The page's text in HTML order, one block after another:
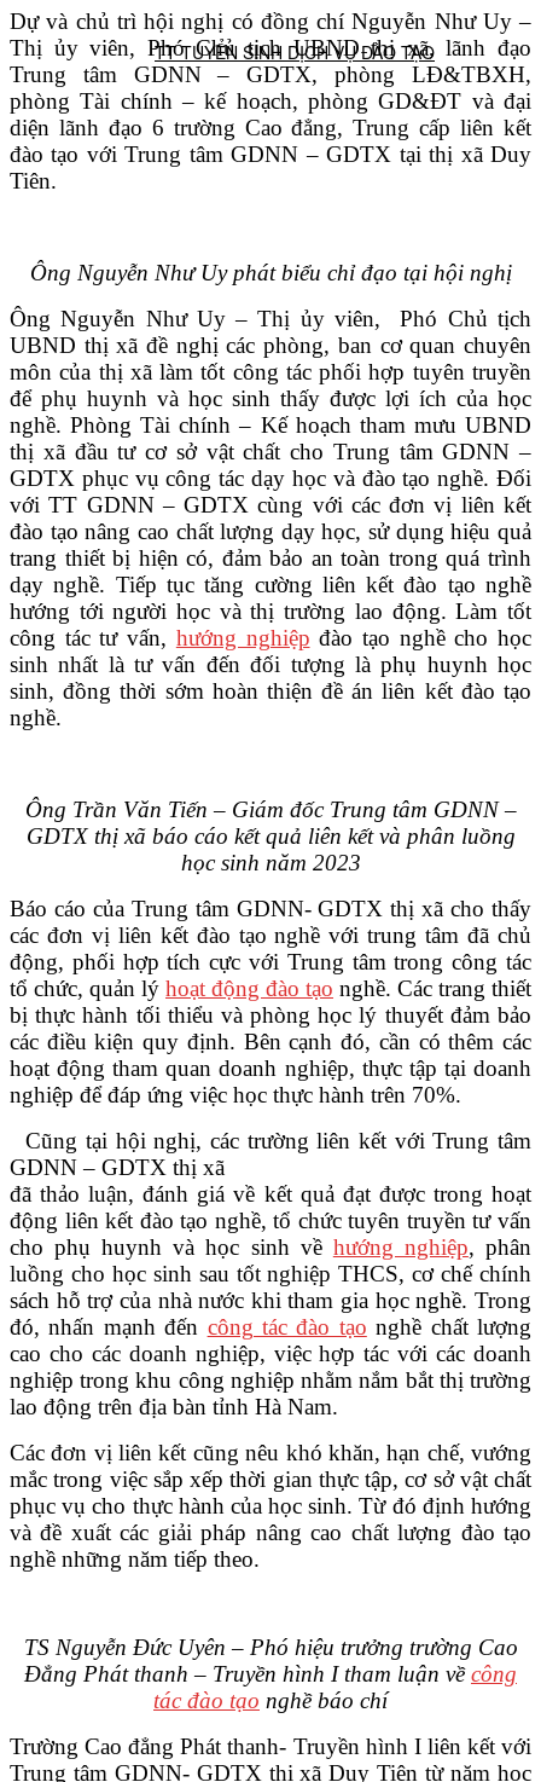
TT TUYỂN SINH DỊCH VỤ ĐÀO TẠO
NGHIÊN CỨU KHOA HỌC
Dự và chủ trì hội nghị có đồng chí Nguyễn Như Uy –
Thị ủy viên, Phó Chủ tịch UBND thị xã, lãnh đạo
Trung tâm GDNN – GDTX, phòng LĐ&TBXH,
phòng Tài chính – kế hoạch, phòng GD&ĐT và đại
diện lãnh đạo 6 trường Cao đẳng, Trung cấp liên kết
đào tạo với Trung tâm GDNN – GDTX tại thị xã Duy
Tiên.
Ông Nguyễn Như Uy phát biểu chỉ đạo tại hội nghị
Ông Nguyễn Như Uy – Thị ủy viên, Phó Chủ tịch
UBND thị xã đề nghị các phòng, ban cơ quan chuyên
môn của thị xã làm tốt công tác phối hợp tuyên truyền
để phụ huynh và học sinh thấy được lợi ích của học
nghề. Phòng Tài chính – Kế hoạch tham mưu UBND
thị xã đầu tư cơ sở vật chất cho Trung tâm GDNN –
GDTX phục vụ công tác dạy học và đào tạo nghề. Đối
với TT GDNN – GDTX cùng với các đơn vị liên kết
đào tạo nâng cao chất lượng dạy học, sử dụng hiệu quả
trang thiết bị hiện có, đảm bảo an toàn trong quá trình
dạy nghề. Tiếp tục tăng cường liên kết đào tạo nghề
hướng tới người học và thị trường lao động. Làm tốt
công tác tư vấn, hướng nghiệp đào tạo nghề cho học
sinh nhất là tư vấn đến đối tượng là phụ huynh học
sinh, đồng thời sớm hoàn thiện đề án liên kết đào tạo
nghề.
Ông Trần Văn Tiến – Giám đốc Trung tâm GDNN –
GDTX thị xã báo cáo kết quả liên kết và phân luồng
học sinh năm 2023
Báo cáo của Trung tâm GDNN- GDTX thị xã cho thấy
các đơn vị liên kết đào tạo nghề với trung tâm đã chủ
động, phối hợp tích cực với Trung tâm trong công tác
tổ chức, quản lý hoạt động đào tạo nghề. Các trang thiết
bị thực hành tối thiểu và phòng học lý thuyết đảm bảo
các điều kiện quy định. Bên cạnh đó, cần có thêm các
hoạt động tham quan doanh nghiệp, thực tập tại doanh
nghiệp để đáp ứng việc học thực hành trên 70%.
Cũng tại hội nghị, các trường liên kết với Trung tâm
GDNN – GDTX thị xã
đã thảo luận, đánh giá về kết quả đạt được trong hoạt
động liên kết đào tạo nghề, tổ chức tuyên truyền tư vấn
cho phụ huynh và học sinh về hướng nghiệp, phân
luồng cho học sinh sau tốt nghiệp THCS, cơ chế chính
sách hỗ trợ của nhà nước khi tham gia học nghề. Trong
đó, nhấn mạnh đến công tác đào tạo nghề chất lượng
cao cho các doanh nghiệp, việc hợp tác với các doanh
nghiệp trong khu công nghiệp nhằm nắm bắt thị trường
lao động trên địa bàn tỉnh Hà Nam.
Các đơn vị liên kết cũng nêu khó khăn, hạn chế, vướng
mắc trong việc sắp xếp thời gian thực tập, cơ sở vật chất
phục vụ cho thực hành của học sinh. Từ đó định hướng
và đề xuất các giải pháp nâng cao chất lượng đào tạo
nghề những năm tiếp theo.
TS Nguyễn Đức Uyên – Phó hiệu trưởng trường Cao
Đẳng Phát thanh – Truyền hình I tham luận vềcông
tác đào tạo nghề báo chí
Trường Cao đẳng Phát thanh- Truyền hình I liên kết với
Trung tâm GDNN- GDTX thị xã Duy Tiên từ năm học